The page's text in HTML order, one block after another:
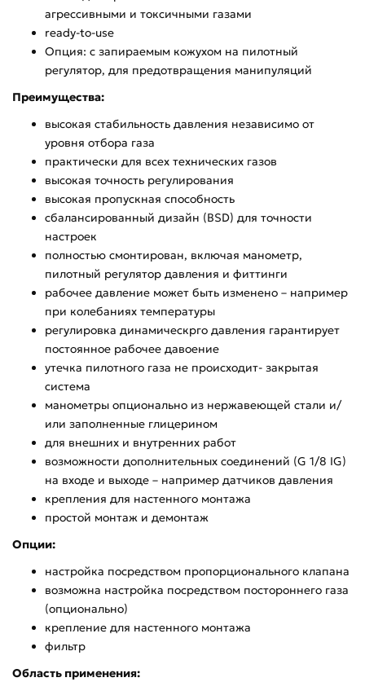
агрессивными и токсичными газами
ready-to-use
Опция: с запираемым кожухом на пилотный
регулятор, для предотвращения манипуляций
Преимущества:
высокая стабильность давления независимо от
уровня отбора газа
практически для всех технических газов
высокая точность регулирования
высокая пропускная способность
сбалансированный дизайн (BSD) для точности
настроек
полностью смонтирован, включая манометр,
пилотный регулятор давления и фиттинги
рабочее давление может быть изменено – например
при колебаниях температуры
регулировка динамическрго давления гарантирует
постоянное рабочее давоение
утечка пилотного газа не происходит- закрытая
система
манометры опционально из нержавеющей стали и/
или заполненные глицерином
для внешних и внутренних работ
возможности дополнительных соединений (G 1/8 IG)
на входе и выходе – например датчиков давления
крепления для настенного монтажа
простой монтаж и демонтаж
Опции:
настройка посредством пропорционального клапана
возможна настройка посредством постороннего газа
(опционально)
крепление для настенного монтажа
фильтр
Область применения: